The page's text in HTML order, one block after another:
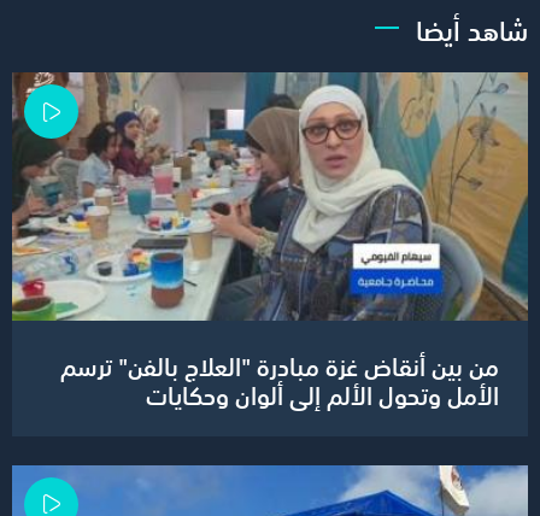
شاهد أيضا
من بين أنقاض غزة مبادرة "العلاج بالفن" ترسم
الأمل وتحول الألم إلى ألوان وحكايات